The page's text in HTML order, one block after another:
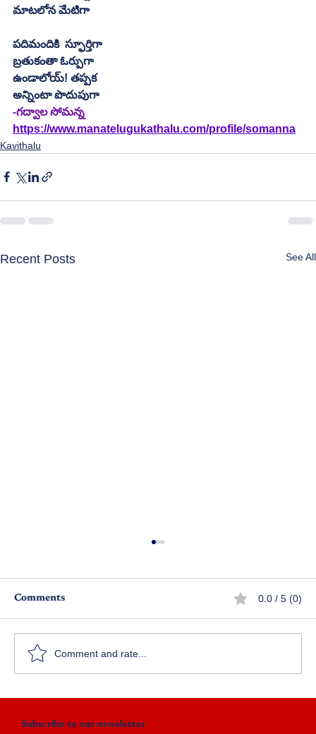
మాటలోన మేటిగా
పదిమందికి  స్ఫూర్తిగా
బ్రతుకంతా ఓర్పుగా
ఉండాలోయ్! తప్పక
అన్నింటా పొదుపుగా
-గద్వాల సోమన్న
https://www.manatelugukathalu.com/profile/somanna
Kavithalu
Recent Posts See All
Comments 0.0 / 5 (0)
Comment and rate...
Subscribe to our newsletter